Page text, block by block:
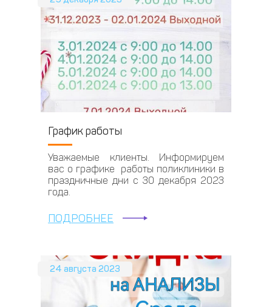
График работы
Уважаемые клиенты. Информируем
вас о графике работы поликлиники в
праздничные дни с 30 декабря 2023
года.
ПОДРОБНЕЕ
24 августа 2023